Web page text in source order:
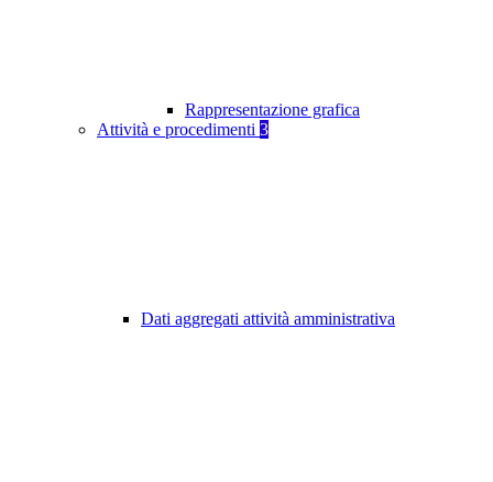
Rappresentazione grafica
Attività e procedimenti 3
Dati aggregati attività amministrativa